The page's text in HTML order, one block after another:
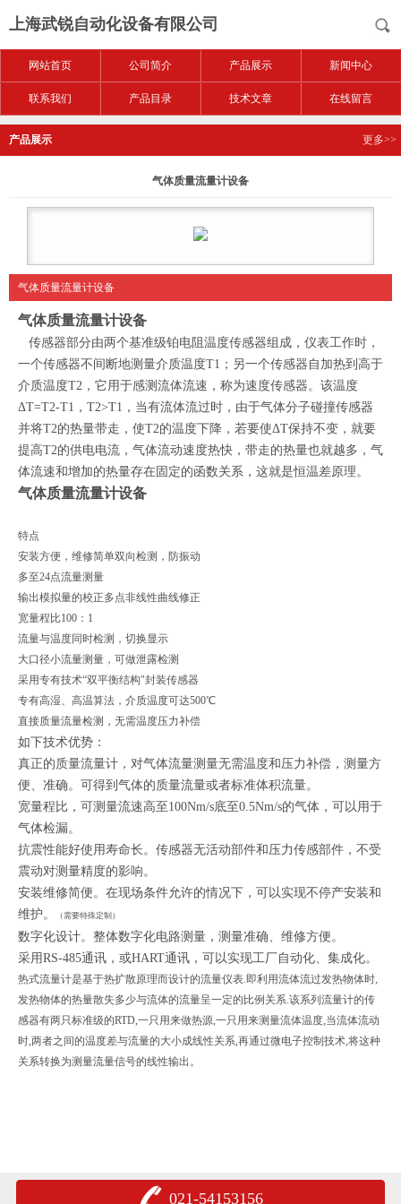
上海武锐自动化设备有限公司
网站首页 公司简介 产品展示 新闻中心
联系我们 产品目录 技术文章 在线留言
产品展示 更多>>
气体质量流量计设备
气体质量流量计设备
气体质量流量计设备
传感器部分由两个基准级铂电阻温度传感器组成，仪表工作时，
一个传感器不间断地测量介质温度T1；另一个传感器自加热到高于
介质温度T2，它用于感测流体流速，称为速度传感器。该温度
ΔT=T2-T1，T2>T1，当有流体流过时，由于气体分子碰撞传感器
并将T2的热量带走，使T2的温度下降，若要使ΔT保持不变，就要
提高T2的供电电流，气体流动速度热快，带走的热量也就越多，气
体流速和增加的热量存在固定的函数关系，这就是恒温差原理。
气体质量流量计设备
特点
安装方便，维修简单双向检测，防振动
多至24点流量测量
输出模拟量的校正多点非线性曲线修正
宽量程比100：1
流量与温度同时检测，切换显示
大口径小流量测量，可做泄露检测
采用专有技术“双平衡结构"封装传感器
专有高湿、高温算法，介质温度可达500℃
直接质量流量检测，无需温度压力补偿
如下技术优势：
真正的质量流量计，对气体流量测量无需温度和压力补偿，测量方
便、准确。可得到气体的质量流量或者标准体积流量。
宽量程比，可测量流速高至100Nm/s底至0.5Nm/s的气体，可以用于
气体检漏。
抗震性能好使用寿命长。传感器无活动部件和压力传感部件，不受
震动对测量精度的影响。
安装维修简便。在现场条件允许的情况下，可以实现不停产安装和
维护。
（需要特殊定制）
数字化设计。整体数字化电路测量，测量准确、维修方便。
采用RS-485通讯，或HART通讯，可以实现工厂自动化、集成化。
热式流量计是基于热扩散原理而设计的流量仪表.即利用流体流过发热物体时,
发热物体的热量散失多少与流体的流量呈一定的比例关系.该系列流量计的传
感器有两只标准级的RTD,一只用来做热源,一只用来测量流体温度,当流体流动
时,两者之间的温度差与流量的大小成线性关系,再通过微电子控制技术,将这种
关系转换为测量流量信号的线性输出。
021-54153156